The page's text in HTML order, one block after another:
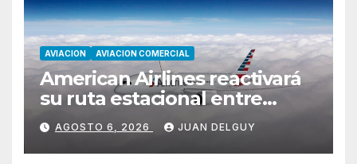
AVIACION AVIACION COMERCIAL
American Airlines reactivará
su ruta estacional entre
Miami y Montevideo con
vuelos diarios
AGOSTO 6, 2026 JUAN DELGUY